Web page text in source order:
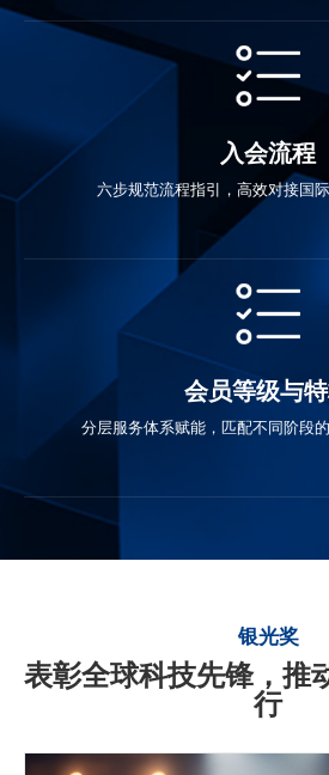
入会流程
六步规范流程指引，高效对接国
会员等级与
分层服务体系赋能，匹配不同阶段
银光奖
表彰全球科技先锋，推
行